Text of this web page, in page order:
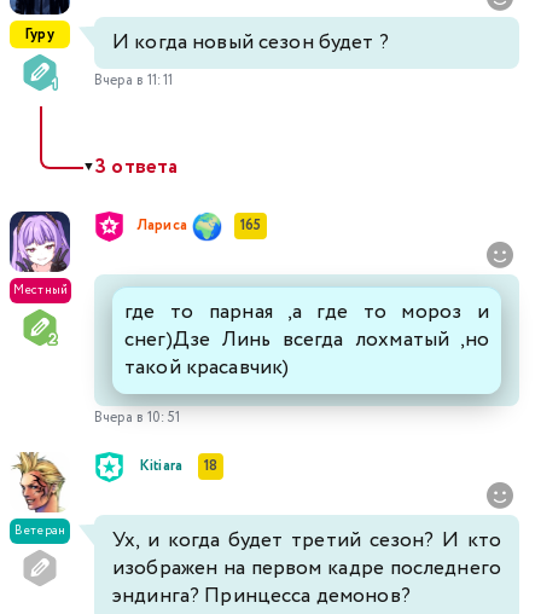
Гуру И когда новый сезон будет ?
Вчера в 11:11
▼3 ответа
Местный
Лариса 165
где то парная ,а где то мороз и
снег)Дзе Линь всегда лохматый ,но
такой красавчик)
Вчера в 10:51
Ветеран
Kitiara 18
Ух, и когда будет третий сезон? И кто
изображен на первом кадре последнего
эндинга? Принцесса демонов?